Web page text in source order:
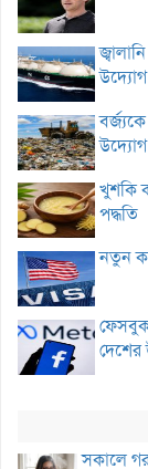
উদ্যোগ
উদ্যোগ
খুশকি
পদ্ধতি
নতুন
ফেসবুক
দেশের
সকালে